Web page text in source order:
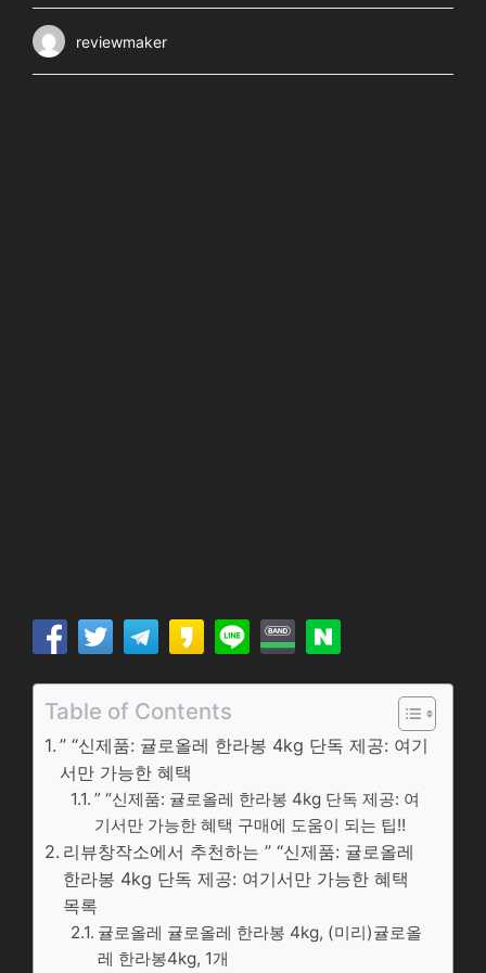
reviewmaker
Table of Contents
” “신제품: 귤로올레 한라봉 4kg 단독 제공: 여기
서만 가능한 혜택
” “신제품: 귤로올레 한라봉 4kg 단독 제공: 여
기서만 가능한 혜택 구매에 도움이 되는 팁!!
리뷰창작소에서 추천하는 ” “신제품: 귤로올레
한라봉 4kg 단독 제공: 여기서만 가능한 혜택
목록
귤로올레 귤로올레 한라봉 4kg, (미리)귤로올
레 한라봉4kg, 1개